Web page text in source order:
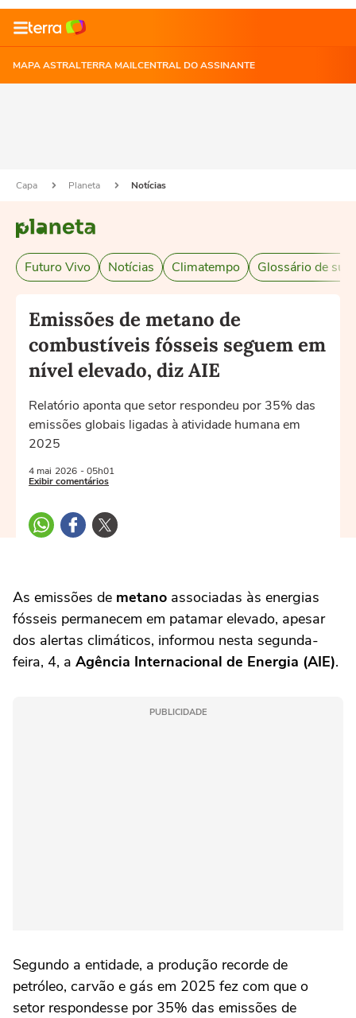
MAPA ASTRALTERRA MAILCENTRAL DO ASSINANTE
Capa Planeta Notícias
Futuro Vivo Notícias Climatempo Glossário de
Emissões de metano de
combustíveis fósseis seguem em
nível elevado, diz AIE
Relatório aponta que setor respondeu por 35% das
emissões globais ligadas à atividade humana em
2025
4 mai 2026 - 05h01
Exibir comentários
As emissões de metano associadas às energias
fósseis permanecem em patamar elevado, apesar
dos alertas climáticos, informou nesta segunda-
feira, 4, a Agência Internacional de Energia (AIE).
PUBLICIDADE
Segundo a entidade, a produção recorde de
petróleo, carvão e gás em 2025 fez com que o
setor respondesse por 35% das emissões de